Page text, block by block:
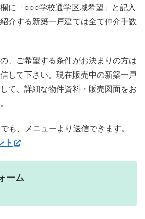
に「○○○学校通学区域希望」と記入
介する新築一戸建ては全て仲介手数
、ご希望する条件がお決まりの方は
して下さい。現在販売中の新築一戸
て、詳細な物件資料・販売図面をお
も、メニューより送信できます。
ト
ーム